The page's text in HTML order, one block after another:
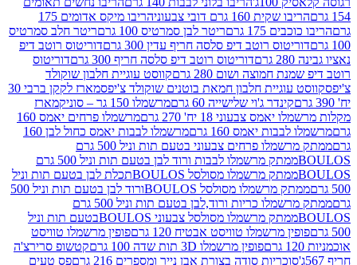
160 גרם דובי צבעוני
הריבו מיקס אדומים 175
175 גרם
ריטר לבן סמרטיס 100 גרם
ריטר חלב סמרטיס
רוטב דיפ סלסה חריף עדין 300 גרם
דוריטוס רוטב דיפ
דוריטוס רוטב דיפ סלסה חריף 300 גרם
דוריטוס
חמוצה ושום 280 גרם
קווסט עוגיית חלבון שוקולד
עוגיית חלבון חמאת בוטנים שוקולד צ'יפס
מארז לקקן ברבי 30
קינדר ג'וי שלישייה 60 גרם
מרשמלו 150 גר – סוניק
מארז
צבעוני 18 יח' 270 גרם
מרשמלו פרחים יאמס 160
יאמס 160 גרם
מרשמלו לבבות יאמס כחול לבן 160
ממתק מרשמלו פרחים צבעוני בטעם תות וניל 500 גרם
ממתק מרשמלו לבבות ורוד לבן בטעם תות וניל 500 גרם
ממתק מרשמלו מסולסל BOULOSתכלת לבן בטעם תות וניל
ממתק מרשמלו מסולסל BOULOSורוד לבן בטעם תות וניל 500
ממתק מרשמלו כריות ורוד,לבן בטעם תות וניל 500 גרם
ממתק מרשמלו מסולסל צבעוני BOULOSבטעם תות וניל
מרשמלו טוויסט אבטיח 120 גרם
פופין מרשמלו טוויסט
פופין מרשמלו 3D תות שדה 100 גרם
קטשופ סרירצ'ה
סוכריות סודה בצורת אבן נייר ומספרים 216 גרם
פס טעים